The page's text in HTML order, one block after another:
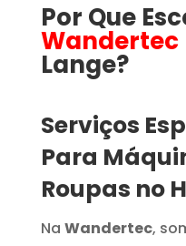
Por Que
Wandertec
Lange​​​?
Serviços
Para
Roupas no
Na Wandertec,